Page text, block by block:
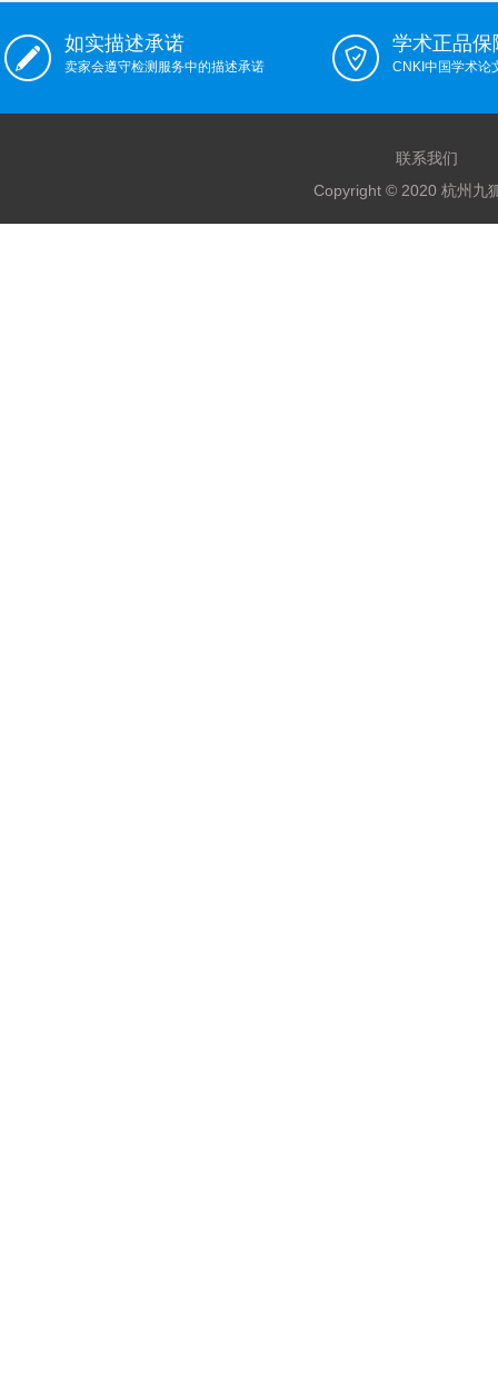
如实描述承诺
卖家会遵守检测服务中的描述承诺
学术正品保
CNKI中国学术论
联系我们
Copyright © 2020 杭州九